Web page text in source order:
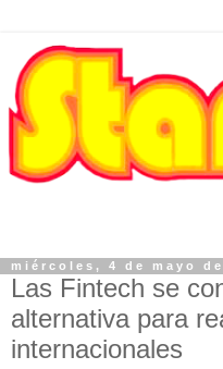
miércoles, 4 de mayo de
Las Fintech se
alternativa para
internacionales